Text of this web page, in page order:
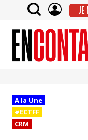
JE
A la Une
#ECTFF
CRM